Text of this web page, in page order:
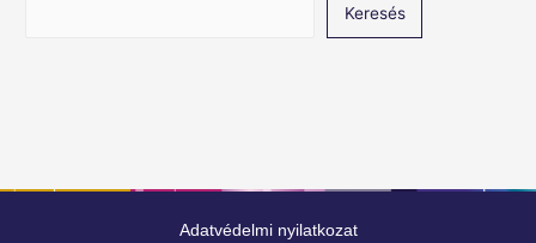
Keresés
Adatvédelmi nyilatkozat